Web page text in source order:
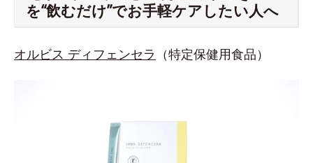
を“飲むだけ”でお手軽ケアしたい人へ
オルビス ディフェンセラ （特定保健用食品）